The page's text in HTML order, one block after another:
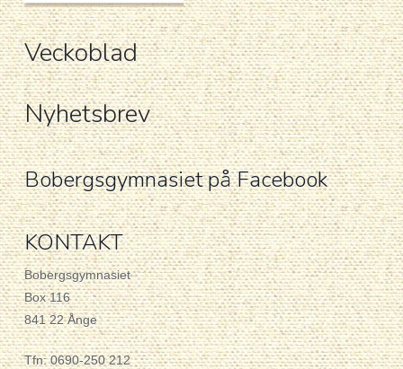
Veckoblad
Nyhetsbrev
Bobergsgymnasiet på Facebook
KONTAKT
Bobergsgymnasiet
Box 116
841 22 Ånge
Tfn: 0690-250 212